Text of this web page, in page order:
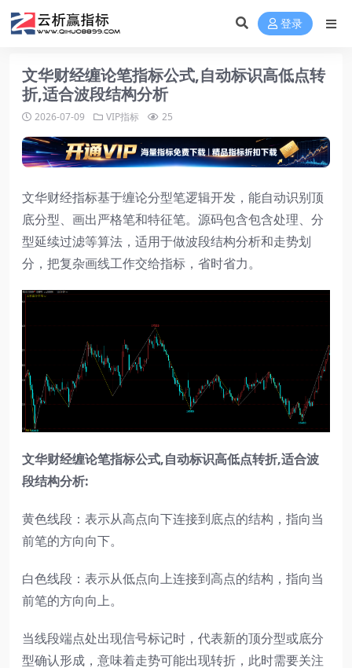
登录
文华财经缠论笔指标公式,自动标识高低点转
折,适合波段结构分析
2026-07-09 VIP指标 25
文华财经指标基于缠论分型笔逻辑开发，能自动识别顶
底分型、画出严格笔和特征笔。源码包含包含处理、分
型延续过滤等算法，适用于做波段结构分析和走势划
分，把复杂画线工作交给指标，省时省力。
文华财经缠论笔指标公式,自动标识高低点转折,适合波
段结构分析:
黄色线段：表示从高点向下连接到底点的结构，指向当
前笔的方向向下。
白色线段：表示从低点向上连接到高点的结构，指向当
前笔的方向向上。
当线段端点处出现信号标记时，代表新的顶分型或底分
型确认形成，意味着走势可能出现转折，此时需要关注